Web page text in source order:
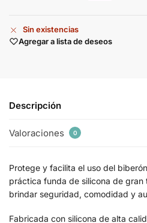
Sin existencias
Agregar a lista de deseos
Descripción
Valoraciones 0
Protege y facilita el uso del
práctica funda de silicona de gran
brindar seguridad, comodidad y
Fabricada con silicona de alta